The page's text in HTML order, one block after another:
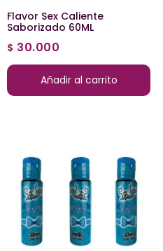
Flavor Sex Caliente
Saborizado 60ML
$ 30.000
Añadir al carrito